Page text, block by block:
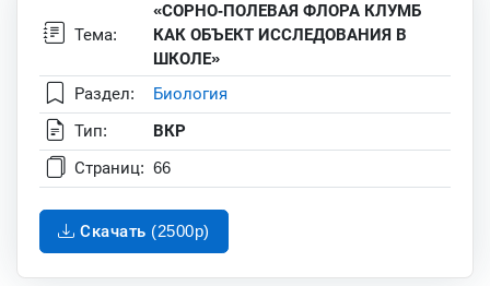
Тема:
«СОРНО-ПОЛЕВАЯ ФЛОРА КЛУМБ
КАК ОБЪЕКТ ИССЛЕДОВАНИЯ В
ШКОЛЕ»
Раздел:
Биология
Тип:
ВКР
Страниц: 66
Скачать (2500p)